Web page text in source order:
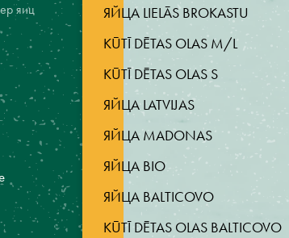
яиц
ЯЙЦА LIELĀS BROKASTU
KŪTĪ DĒTAS OLAS M/L
KŪTĪ DĒTAS OLAS S
ЯЙЦА LATVIJAS
ЯЙЦА MADONAS
ЯЙЦА BIO
ЯЙЦА BALTICOVO
KŪTĪ DĒTAS OLAS BALTICOVO